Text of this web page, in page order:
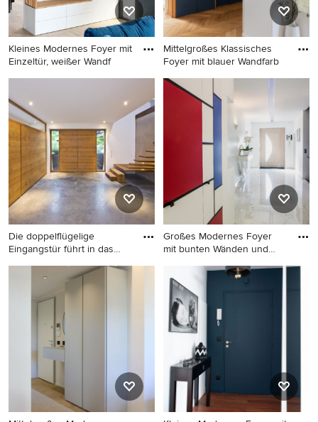
Kleines Modernes Foyer mit
Einzeltür, weißer Wandf
Kleines Modernes Foyer mit
Einzeltür, weißer Wandfarbe,
hellem Holzboden,
schwarzer Haustür und
beigem Boden
Mittelgroßes Klassisches
Foyer mit blauer Wandfarb
Mittelgroßes Klassisches
Foyer mit blauer Wandfarbe,
Doppeltür, braunem Boden
und Tapetenwänden in Paris
Die doppelflügelige
Eingangstür führt in das
Großes Modernes Foyer mit
Betonboden, Doppeltür,
grauer Wandfarbe und
hellbrauner Holzhaustür in
Sonstige
Großes Modernes Foyer
mit bunten Wänden und
Großes Modernes Foyer mit
bunten Wänden und
Marmorboden in Straßburg